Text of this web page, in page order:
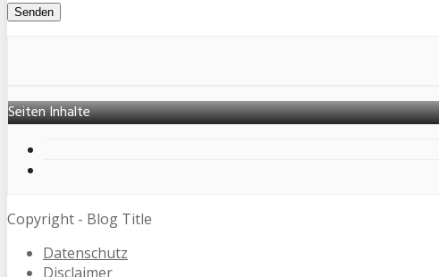
Seiten Inhalte
Copyright - Blog Title
Datenschutz
Disclaimer